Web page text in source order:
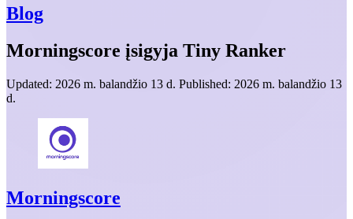
Blog
Morningscore įsigyja Tiny Ranker
Updated: 2026 m. balandžio 13 d. Published: 2026 m. balandžio 13
d.
Morningscore